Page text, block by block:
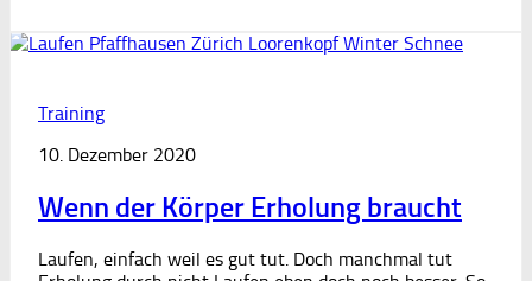
Training
10. Dezember 2020
Wenn der Körper Erholung braucht
Laufen, einfach weil es gut tut. Doch manchmal tut